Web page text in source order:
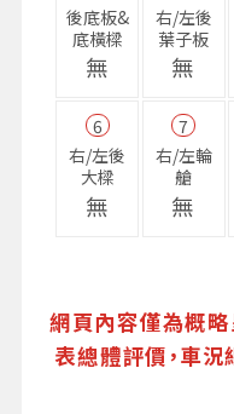
後底板&
底橫樑
無
右/左後
葉子板
無
6
右/左後
大樑
無
7
右/左輪
艙
無
網頁內容僅為概
表總體評價，車